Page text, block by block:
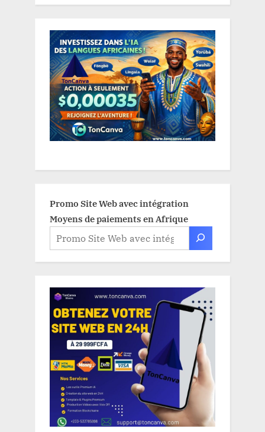
Promo Site Web avec intégration
Moyens de paiements en Afrique